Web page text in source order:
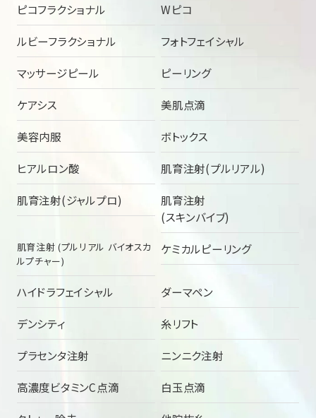
ピコフラクショナル Wピコ
ルビーフラクショナル フォトフェイシャル
マッサージピール ピーリング
ケアシス 美肌点滴
美容内服 ボトックス
ヒアルロン酸 肌育注射(プルリアル)
肌育注射(ジャルプロ)
肌育注射
(スキンバイブ)
肌育注射 (プルリアル バイオスカ
ルプチャー)
ケミカルピーリング
ハイドラフェイシャル ダーマペン
デンシティ 糸リフト
プラセンタ注射 ニンニク注射
高濃度ビタミンC点滴 白玉点滴